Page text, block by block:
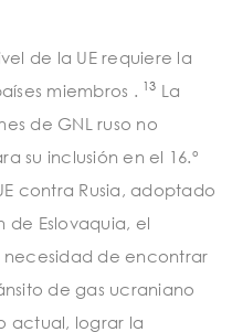
de la UE requiere la
miembros . 13 La
de GNL ruso no
su inclusión en el 16.º
contra Rusia, adoptado
de Eslovaquia, el
necesidad de encontrar
de gas ucraniano
actual, lograr la